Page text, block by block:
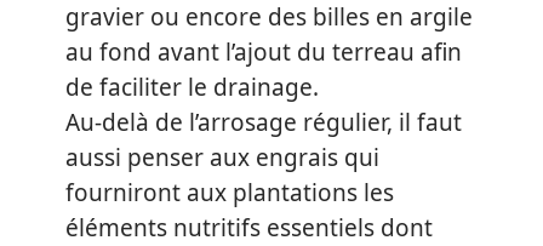
gravier ou encore des billes en argile
au fond avant l’ajout du terreau afin
de faciliter le drainage.
Au-delà de l’arrosage régulier, il faut
aussi penser aux engrais qui
fourniront aux plantations les
éléments nutritifs essentiels dont